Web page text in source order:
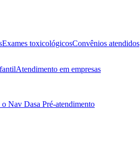
Exames toxicológicosConvênios atendidos
Atendimento em empresas
o Nav Dasa Pré-atendimento